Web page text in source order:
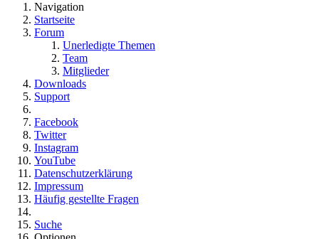
Navigation
Startseite
Forum
Unerledigte Themen
Team
Mitglieder
Downloads
Support
Facebook
Twitter
Instagram
YouTube
Datenschutzerklärung
Impressum
Häufig gestellte Fragen
Suche